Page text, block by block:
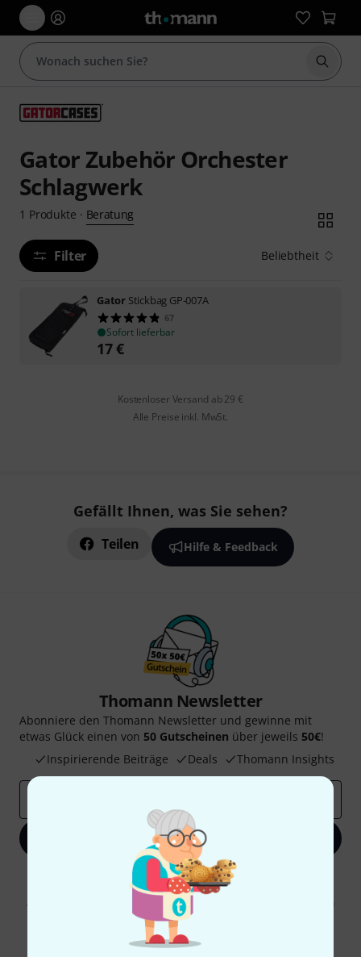
Suche
Gator Zubehör Orchester
Schlagwerk
1 Produkte · Beratung
Filter Beliebtheit
Gator Stickbag GP-007A
67
Sofort lieferbar
17€
Kostenloser Versand ab 29 €
Alle Preise inkl. MwSt.
Gefällt Ihnen, was Sie sehen?
Teilen Hilfe & Feedback
Thomann Newsletter
Abonniere den Thomann Newsletter und gewinne mit
etwas Glück einen von 50 Gutscheinen über jeweils 50€!
Inspirierende Beiträge
Deals Thomann Insights
Jetzt anmelden
Mit Klick auf „Jetzt anmelden“ stimmen Sie dem Erhalt von E-Mail-
Werbung und einer Messung des E-Mail-Nutzungsverhaltens zu. Die
Abmeldung ist jederzeit möglich. Weitere Informationen finden Sie in
unseren
Datenschutzhinweisen
* Pflichtfeld